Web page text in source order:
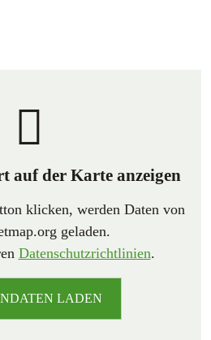
auf der Karte anzeigen
klicken, werden Daten von
geladen.
Datenschutzrichtlinien.
LADEN